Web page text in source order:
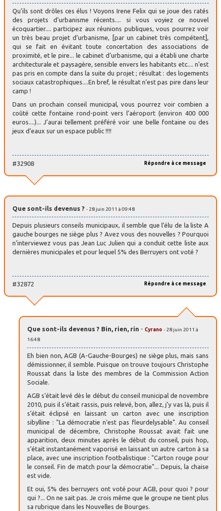
Qu’ils sont drôles ces élus ! Voyons Irene Felix qui se joue des ratés
des projets d’urbanisme récents.... si vous voyiez ce nouvel
écoquartier.... participez aux réunions publiques, vous pourrez voir
un très beau projet d’urbanisme, [par un cabinet très compétent],
qui se fait en évitant toute concertation des associations de
proximité, et le pire... le cabinet d’urbanisme, qui a établi une charte
architecturale et paysagère, sensible envers les habitants etc.... n’est
pas pris en compte dans la suite du projet ; résultat : des logements
sociaux catastrophiques....En bref, le résultat n’est pas pire dans leur
camp !
Dans un prochain conseil municipal, vous pourrez voir combien a
coûté cette fontaine rond-point vers l’aéroport (environ 400 000
euros....)... J’aurai tellement préféré voir une belle fontaine ou des
jeux d’eaux sur un espace public !!!!
Répondre à ce message
#32908
Que sont-ils devenus ? - 28 juin 2011 à 09:48
Depuis plusieurs conseils municipaux, il semble que l’élu de la liste A
gauche bourges ne siège plus ? Avez vous des nouvelles ? Pourquoi
n’interviewez vous pas Jean Luc Julien qui a conduit cette liste aux
dernières municipales et pour lequel 5% des Berruyers ont voté ?
Répondre à ce message
#32872
Que sont-ils devenus ? Bin, rien, rin - Cyrano - 28 juin 2011 à
16:48
Eh bien non, AGB (A-Gauche-Bourges) ne siège plus, mais sans
démissionner, il semble. Puisque on trouve toujours Christophe
Roussat dans la liste des membres de la Commission Action
Sociale.
AGB s’était levé dès le début du conseil municipal de novembre
2010, puis il s’était rassis, puis relevé, bon, allez, j’y vas là, puis il
s’était éclipsé en laissant un carton avec une inscription
sibylline : "La démocratie n’est pas fleurdelysable". Au conseil
municipal de décembre, Christophe Roussat avait fait une
apparition, deux minutes après le début du conseil, puis hop,
s’était instantanément vaporisé en laissant un autre carton à sa
place, avec une inscription footbalistique : "Carton rouge pour
le conseil. Fin de match pour la démocratie"... Depuis, la chaise
est vide.
Et oui, 5% des berruyers ont voté pour AGB, pour quoi ? pour
qui ?... On ne sait pas. Je crois même que le groupe ne tient plus
sa rubrique dans les Nouvelles de Bourges.